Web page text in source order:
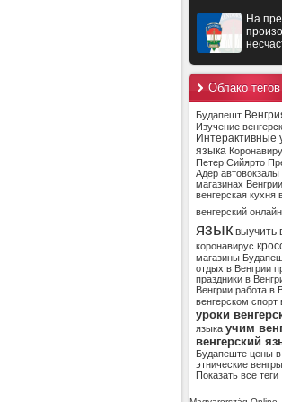
На
Облако тегов
Будапешт
Изучение
Интерактивные
языка
Петер Сийярто
Адер автовокзалы
магазинах Венгрии
венгерская кухня
венгерский онлайн
язык выучить
коронавирус
магазины
отдых в Венгрии
праздники в
Венгрии работа в
венгерском спорт
уроки
языка учим
венгерский
Будапеште цены в
этнические венгры
Показать все теги